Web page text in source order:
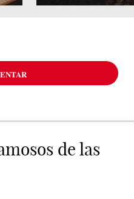
de las